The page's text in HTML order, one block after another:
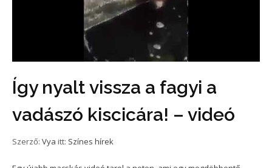
Így nyalt vissza a fagyi a
vadászó kiscicára! – videó
Szerző: Vya itt: Színes hírek